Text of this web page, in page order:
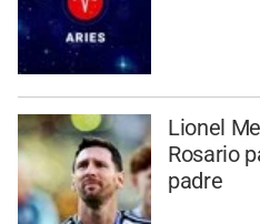
Lionel
Rosario
padre